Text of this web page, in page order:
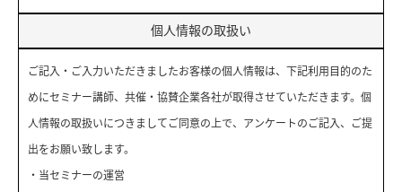
個人情報の取扱い
ご記入・ご入力いただきましたお客様の個人情報は、下記利用目的のた
めにセミナー講師、共催・協賛企業各社が取得させていただきます。個
人情報の取扱いにつきましてご同意の上で、アンケートのご記入、ご提
出をお願い致します。
・当セミナーの運営